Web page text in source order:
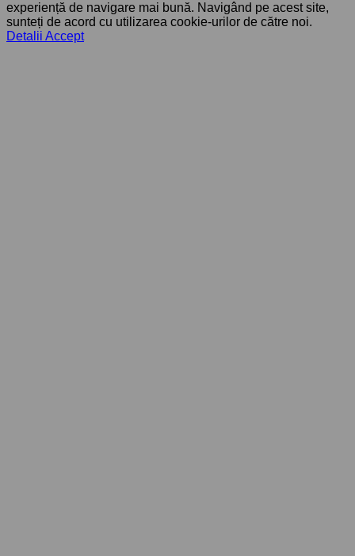
experiență de navigare mai bună. Navigând pe acest site,
sunteți de acord cu utilizarea cookie-urilor de către noi.
Detalii Accept